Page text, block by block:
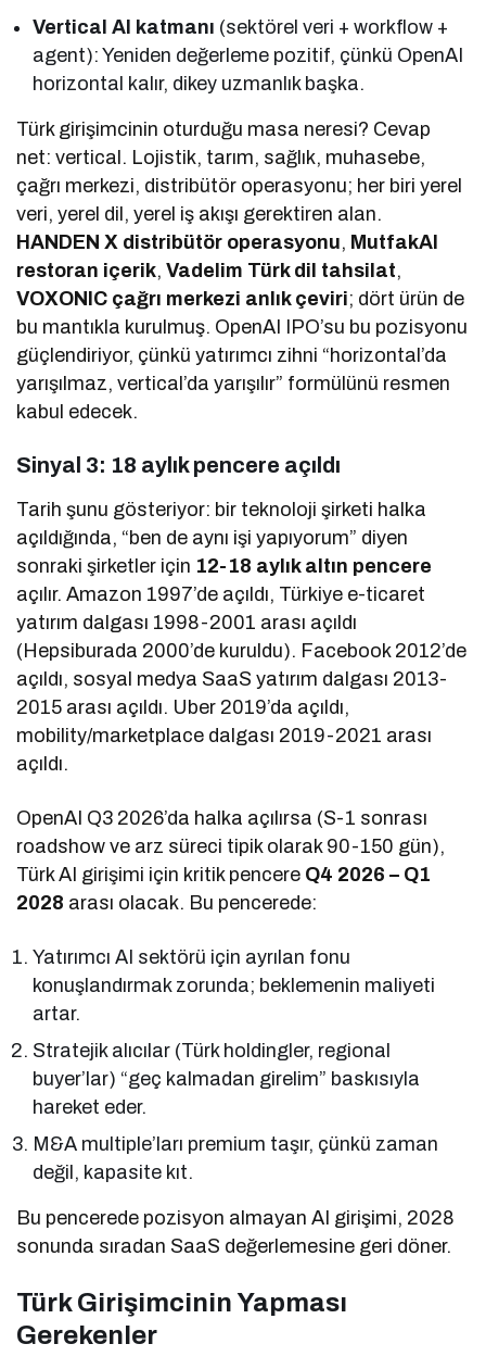
Vertical AI katmanı (sektörel veri + workflow +
agent): Yeniden değerleme pozitif, çünkü OpenAI
horizontal kalır, dikey uzmanlık başka.
Türk girişimcinin oturduğu masa neresi? Cevap
net: vertical. Lojistik, tarım, sağlık, muhasebe,
çağrı merkezi, distribütör operasyonu; her biri yerel
veri, yerel dil, yerel iş akışı gerektiren alan.
HANDEN X distribütör operasyonu, MutfakAI
restoran içerik,Vadelim Türk dil tahsilat,
VOXONIC çağrı merkezi anlık çeviri; dört ürün de
bu mantıkla kurulmuş. OpenAI IPO’su bu pozisyonu
güçlendiriyor, çünkü yatırımcı zihni “horizontal’da
yarışılmaz, vertical’da yarışılır” formülünü resmen
kabul edecek.
Sinyal 3: 18 aylık pencere açıldı
Tarih şunu gösteriyor: bir teknoloji şirketi halka
açıldığında, “ben de aynı işi yapıyorum” diyen
sonraki şirketler için 12-18 aylık altın pencere
açılır. Amazon 1997’de açıldı, Türkiye e-ticaret
yatırım dalgası 1998-2001 arası açıldı
(Hepsiburada 2000’de kuruldu). Facebook 2012’de
açıldı, sosyal medya SaaS yatırım dalgası 2013-
2015 arası açıldı. Uber 2019’da açıldı,
mobility/marketplace dalgası 2019-2021 arası
açıldı.
OpenAI Q3 2026’da halka açılırsa (S-1 sonrası
roadshow ve arz süreci tipik olarak 90-150 gün),
Türk AI girişimi için kritik pencere Q4 2026 – Q1
2028 arası olacak. Bu pencerede:
Yatırımcı AI sektörü için ayrılan fonu
konuşlandırmak zorunda; beklemenin maliyeti
artar.
Stratejik alıcılar (Türk holdingler, regional
buyer’lar) “geç kalmadan girelim” baskısıyla
hareket eder.
M&A multiple’ları premium taşır, çünkü zaman
değil, kapasite kıt.
Bu pencerede pozisyon almayan AI girişimi, 2028
sonunda sıradan SaaS değerlemesine geri döner.
Türk Girişimcinin Yapması
Gerekenler